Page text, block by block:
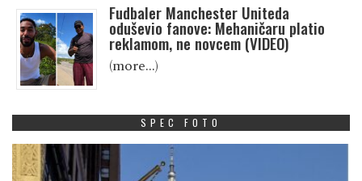
Fudbaler Manchester Uniteda
oduševio fanove: Mehaničaru platio
reklamom, ne novcem (VIDEO)
(more…)
SPEC FOTO